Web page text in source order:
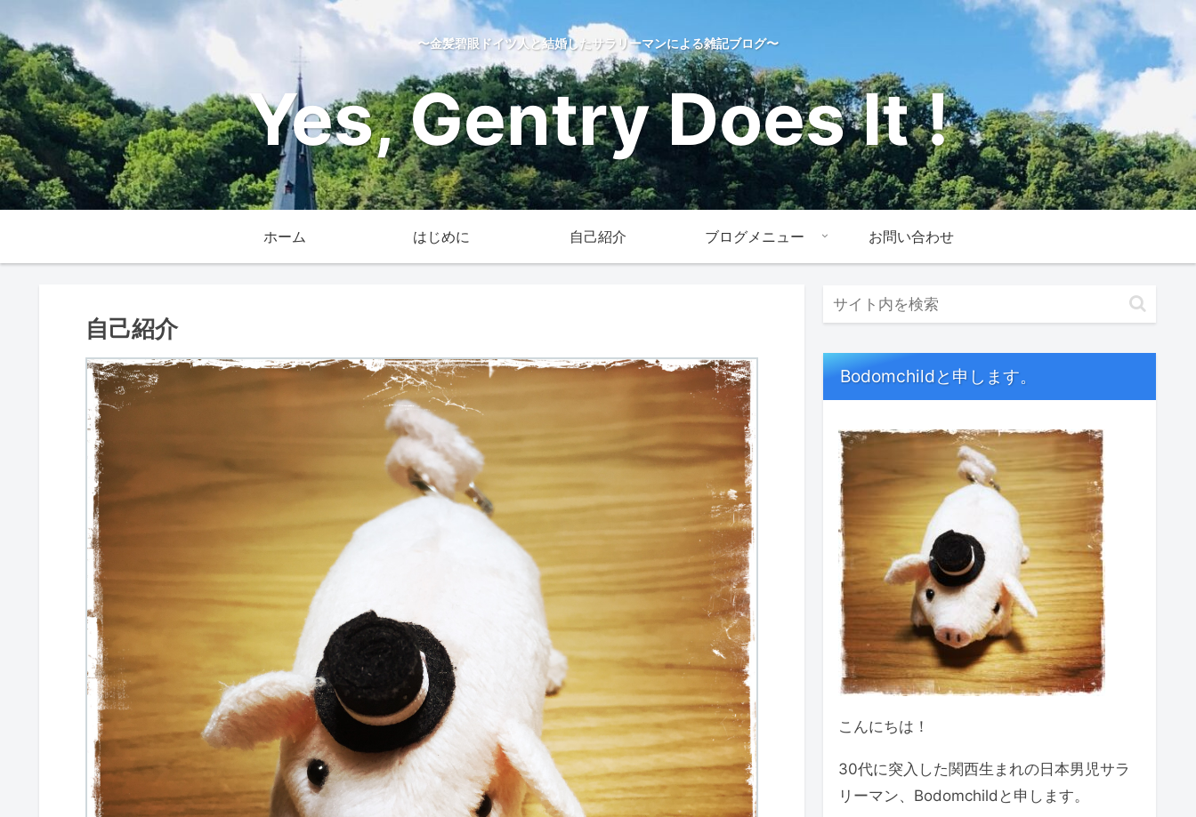
〜金髪碧眼ドイツ人と結婚したサラリーマンによる雑記ブログ〜
Yes, Gentry Does It !
ホーム はじめに 自己紹介 ブログメニュー お問い合わせ
自己紹介
Bodomchildと申します。
こんにちは！
30代に突入した関西生まれの日本男児サラ
リーマン、Bodomchildと申します。